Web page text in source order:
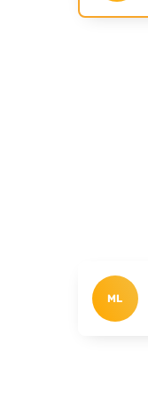
ML